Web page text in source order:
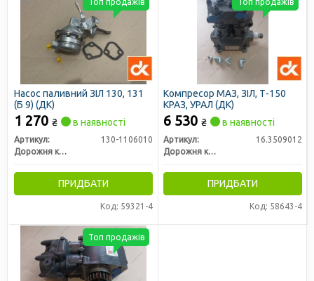
Насос паливний ЗІЛ 130, 131
(Б 9) (ДК)
1 270 ₴ в наявності
Артикул:
130-1106010
Дорожня карта
ПРИДБАТИ
Код: 59321-4
Компресор МАЗ, ЗІЛ, Т-150
КРАЗ, УРАЛ (ДК)
6 530 ₴ в наявності
Артикул:
16.3509012
Дорожня карта
ПРИДБАТИ
Код: 58643-4
Топ продажів